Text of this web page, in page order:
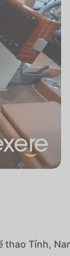
thao Tỉnh,